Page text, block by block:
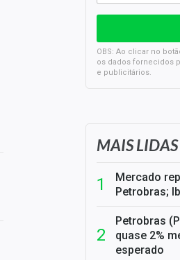
OBS: Ao clicar no
os dados fornecidos
e publicitários.
MAIS LIDAS
Mercado
Petrobras;
Petrobras
quase 2%
esperado